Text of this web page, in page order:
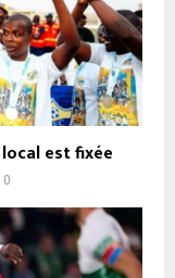
est fixée
0